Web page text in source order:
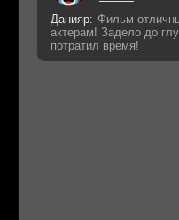
Данияр: Фильм
актерам! Задело до
потратил время!